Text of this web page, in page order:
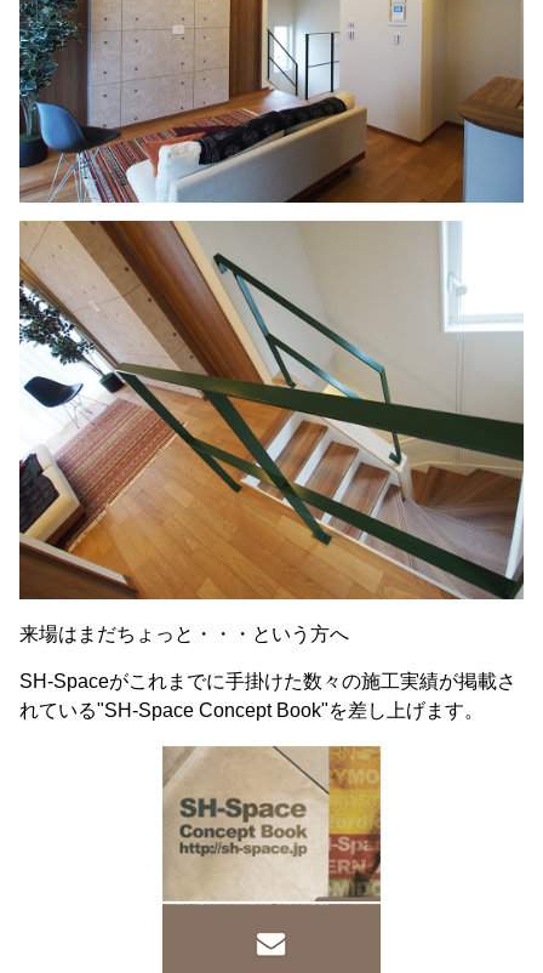
来場はまだちょっと・・・という方へ
SH-Spaceがこれまでに手掛けた数々の施工実績が掲載さ
れている"SH-Space Concept Book"を差し上げます。